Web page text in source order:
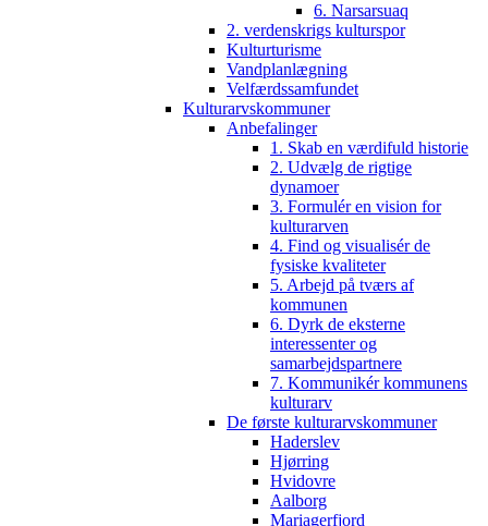
6. Narsarsuaq
2. verdenskrigs kulturspor
Kulturturisme
Vandplanlægning
Velfærdssamfundet
Kulturarvskommuner
Anbefalinger
1. Skab en værdifuld historie
2. Udvælg de rigtige
dynamoer
3. Formulér en vision for
kulturarven
4. Find og visualisér de
fysiske kvaliteter
5. Arbejd på tværs af
kommunen
6. Dyrk de eksterne
interessenter og
samarbejdspartnere
7. Kommunikér kommunens
kulturarv
De første kulturarvskommuner
Haderslev
Hjørring
Hvidovre
Aalborg
Mariagerfjord